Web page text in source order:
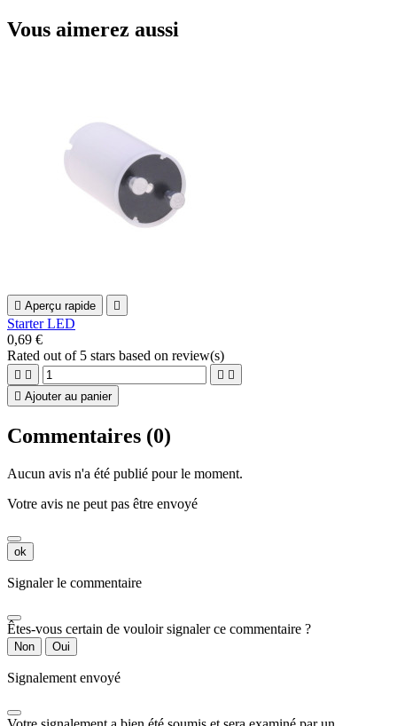
Vous aimerez aussi
 Aperçu rapide 
Starter LED
0,69 €
Rated out of 5 stars based on review(s)
   
 Ajouter au panier
Commentaires (0)
Aucun avis n'a été publié pour le moment.
Votre avis ne peut pas être envoyé
ok
Signaler le commentaire
Êtes-vous certain de vouloir signaler ce commentaire ?
Non Oui
Signalement envoyé